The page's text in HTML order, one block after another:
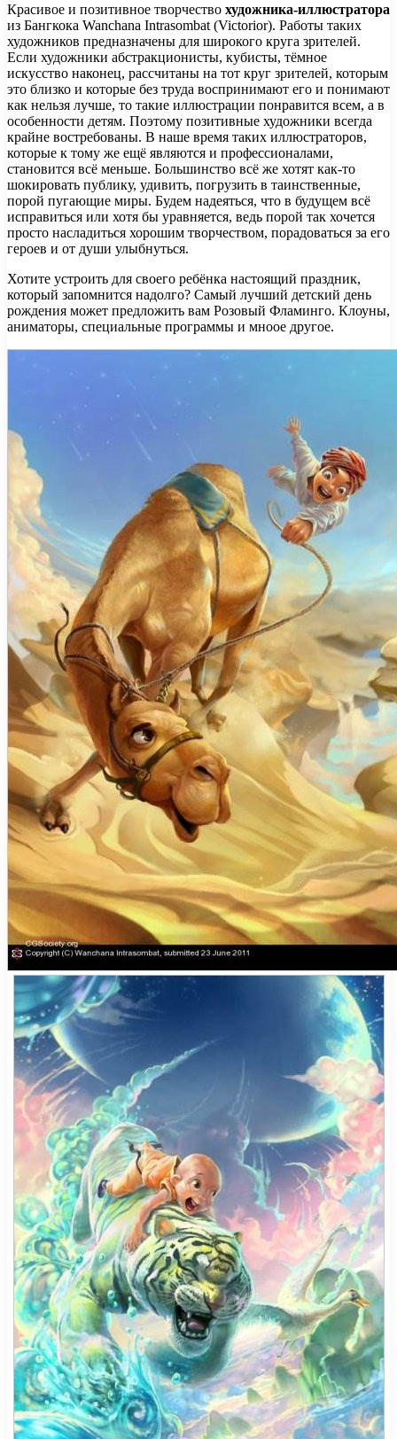
Красивое и позитивное творчество художника-иллюстратора
из Бангкока Wanchana Intrasombat (Victorior). Работы таких
художников предназначены для широкого круга зрителей.
Если художники абстракционисты, кубисты, тёмное
искусство наконец, рассчитаны на тот круг зрителей, которым
это близко и которые без труда воспринимают его и понимают
как нельзя лучше, то такие иллюстрации понравится всем, а в
особенности детям. Поэтому позитивные художники всегда
крайне востребованы. В наше время таких иллюстраторов,
которые к тому же ещё являются и профессионалами,
становится всё меньше. Большинство всё же хотят как-то
шокировать публику, удивить, погрузить в таинственные,
порой пугающие миры. Будем надеяться, что в будущем всё
исправиться или хотя бы уравняется, ведь порой так хочется
просто насладиться хорошим творчеством, порадоваться за его
героев и от души улыбнуться.
Хотите устроить для своего ребёнка настоящий праздник,
который запомнится надолго? Самый лучший детский день
рождения может предложить вам Розовый Фламинго. Клоуны,
аниматоры, специальные программы и мноое другое.